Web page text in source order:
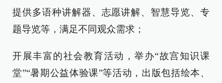
提供多语种讲解器、志愿讲解、智慧导览、专
题导览等，满足不同观众需求；
开展丰富的社会教育活动，举办“故宫知识课
堂”“暑期公益体验课”等活动，出版包括绘本、